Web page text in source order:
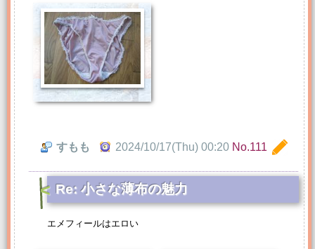
すもも 2024/10/17(Thu) 00:20 No.111
Re: 小さな薄布の魅力
エメフィールはエロい